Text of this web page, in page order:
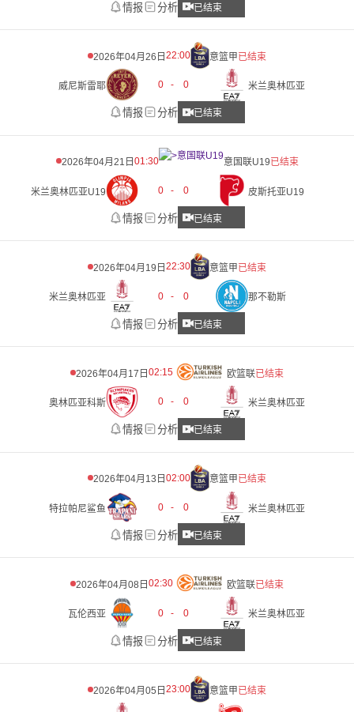
情报 分析 已结束
2026年04月26日 22:00 意篮甲已结束
威尼斯雷耶 0 - 0 米兰奥林匹亚
情报 分析 已结束
2026年04月21日 01:30 意国联U19已结束
米兰奥林匹亚U19 0 - 0 皮斯托亚U19
情报 分析 已结束
2026年04月19日 22:30 意篮甲已结束
米兰奥林匹亚 0 - 0 那不勒斯
情报 分析 已结束
2026年04月17日 02:15 欧篮联已结束
奥林匹亚科斯 0 - 0 米兰奥林匹亚
情报 分析 已结束
2026年04月13日 02:00 意篮甲已结束
特拉帕尼鲨鱼 0 - 0 米兰奥林匹亚
情报 分析 已结束
2026年04月08日 02:30 欧篮联已结束
瓦伦西亚 0 - 0 米兰奥林匹亚
情报 分析 已结束
2026年04月05日 23:00 意篮甲已结束